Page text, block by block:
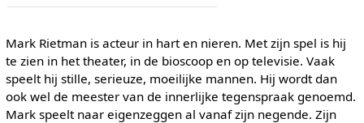
Mark Rietman is acteur in hart en nieren. Met zijn spel is hij
te zien in het theater, in de bioscoop en op televisie. Vaak
speelt hij stille, serieuze, moeilijke mannen. Hij wordt dan
ook wel de meester van de innerlijke tegenspraak genoemd.
Mark speelt naar eigenzeggen al vanaf zijn negende. Zijn